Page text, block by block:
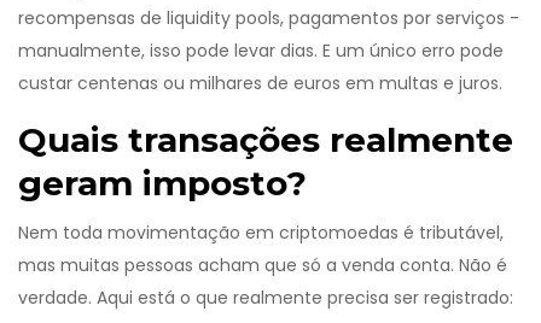
recompensas de liquidity pools, pagamentos por serviços -
manualmente, isso pode levar dias. E um único erro pode
custar centenas ou milhares de euros em multas e juros.
Quais transações realmente
geram imposto?
Nem toda movimentação em criptomoedas é tributável,
mas muitas pessoas acham que só a venda conta. Não é
verdade. Aqui está o que realmente precisa ser registrado: